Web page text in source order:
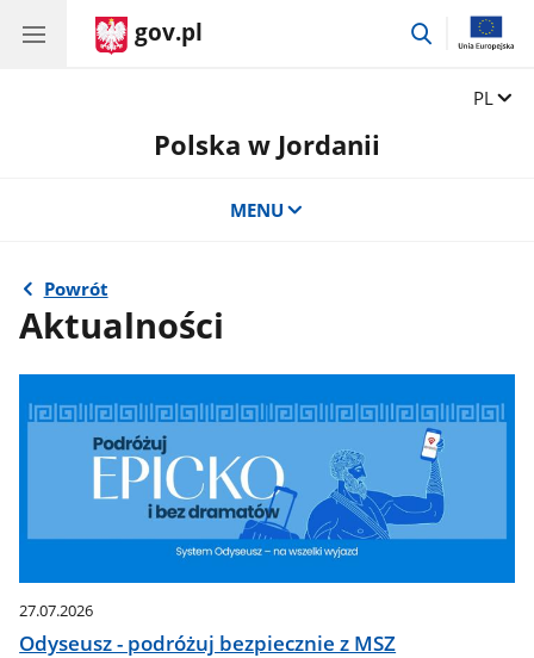
gov.pl
przejdź
Zmień
PL
Polska w Jordanii
MENU
Powrót
Aktualności
27.07.2026
Odyseusz - podróżuj bezpiecznie z MSZ